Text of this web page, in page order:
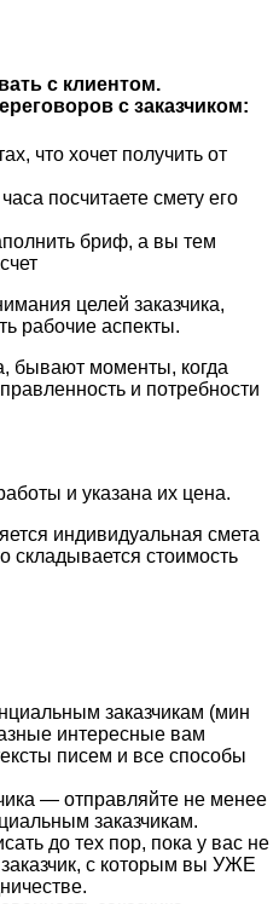
с клиентом.
с заказчиком:
что хочет получить от
посчитаете смету его
бриф, а вы тем
целей заказчика,
рабочие аспекты.
бывают моменты, когда
и потребности
и указана их цена.
индивидуальная смета
складывается стоимость
заказчикам (мин
интересные вам
писем и все способы
— отправляйте не менее
заказчикам.
до тех пор, пока у вас не
с которым вы УЖЕ